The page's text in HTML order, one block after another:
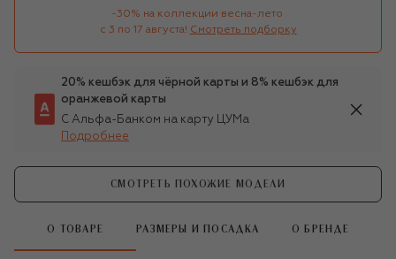
-30% на коллекции весна-лето
с 3 по 17 августа! Смотреть подборку
20% кешбэк для чёрной карты и 8% кешбэк для
оранжевой карты
С Альфа-Банком на карту ЦУМа
Подробнее
СМОТРЕТЬ ПОХОЖИЕ МОДЕЛИ
О ТОВАРЕ РАЗМЕРЫ И ПОСАДКА О БРЕНДЕ